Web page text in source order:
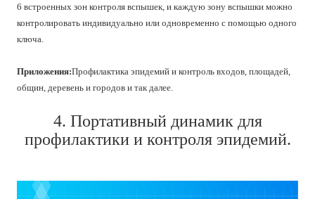
6 встроенных зон контроля вспышек, и каждую зону вспышки можно
контролировать индивидуально или одновременно с помощью одного
ключа.
Приложения:Профилактика эпидемий и контроль входов, площадей,
общин, деревень и городов и так далее.
4. Портативный динамик для
профилактики и контроля эпидемий.